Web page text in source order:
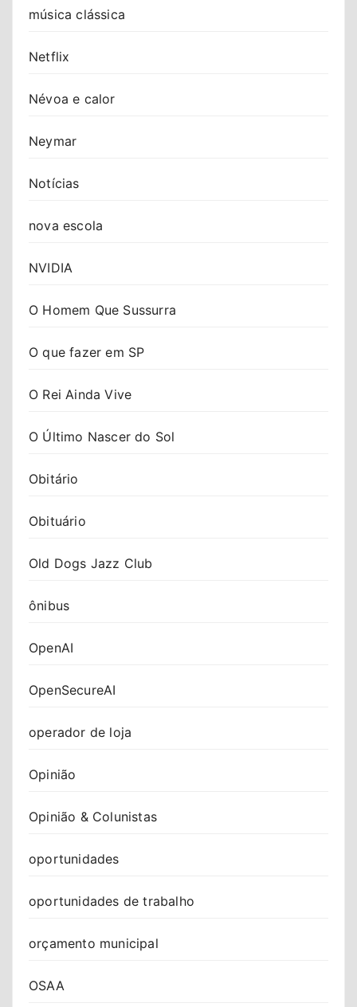
música clássica
Netflix
Névoa e calor
Neymar
Notícias
nova escola
NVIDIA
O Homem Que Sussurra
O que fazer em SP
O Rei Ainda Vive
O Último Nascer do Sol
Obitário
Obituário
Old Dogs Jazz Club
ônibus
OpenAI
OpenSecureAI
operador de loja
Opinião
Opinião & Colunistas
oportunidades
oportunidades de trabalho
orçamento municipal
OSAA